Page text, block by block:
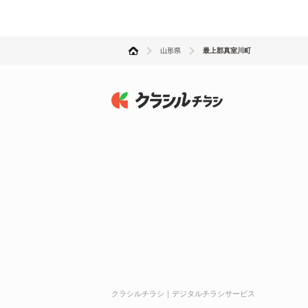
山形県 最上郡真室川町
クラシルチラシ｜デジタルチラシサービス